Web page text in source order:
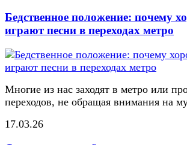
Бедственное положение: почему
играют песни в переходах метро
Многие из нас заходят в метро или
переходов, не обращая внимания на
17.03.26